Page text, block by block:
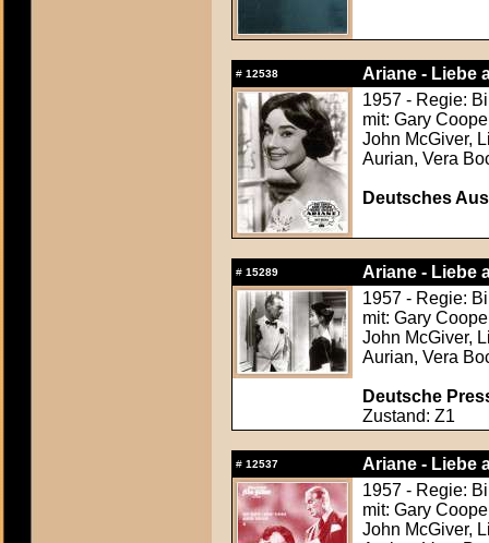
# 12538
Ariane - Liebe
1957 - Regie:
mit: Gary
John McGiver,
Aurian, Vera
Deutsches
# 15289
Ariane - Liebe
1957 - Regie:
mit: Gary
John McGiver,
Aurian, Vera
Deutsche
Zustand: Z1
# 12537
Ariane - Liebe
1957 - Regie:
mit: Gary
John McGiver,